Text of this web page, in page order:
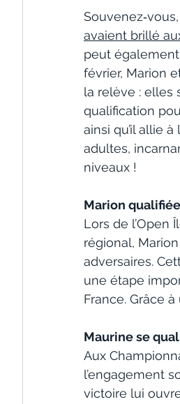
avaient brillé
peut
février, Marion
la relève : elles
qualification
ainsi qu’il allie
adultes,
niveaux !
Marion
Lors de l’Open
régional,
adversaires.
une étape
France. Grâce
Maurine se
Aux
l’engagement
victoire lui